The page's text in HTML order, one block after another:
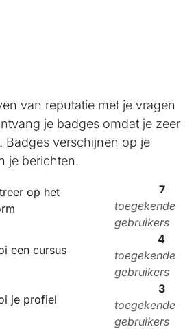
van reputatie met je vragen
je badges omdat je zeer
Badges verschijnen op je
je berichten.
op het
7
toegekende
gebruikers
een cursus
4
toegekende
gebruikers
je profiel
3
toegekende
gebruikers